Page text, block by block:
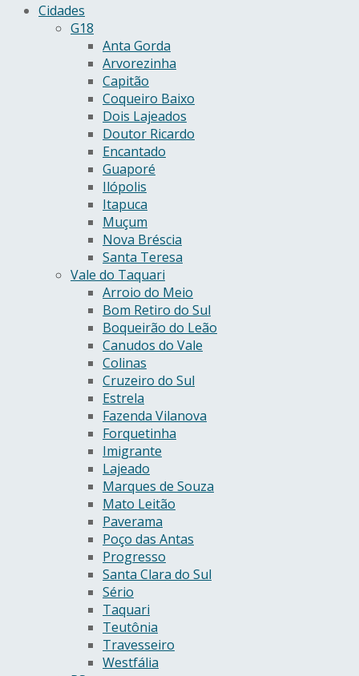
Cidades
G18
Anta Gorda
Arvorezinha
Capitão
Coqueiro Baixo
Dois Lajeados
Doutor Ricardo
Encantado
Guaporé
Ilópolis
Itapuca
Muçum
Nova Bréscia
Santa Teresa
Vale do Taquari
Arroio do Meio
Bom Retiro do Sul
Boqueirão do Leão
Canudos do Vale
Colinas
Cruzeiro do Sul
Estrela
Fazenda Vilanova
Forquetinha
Imigrante
Lajeado
Marques de Souza
Mato Leitão
Paverama
Poço das Antas
Progresso
Santa Clara do Sul
Sério
Taquari
Teutônia
Travesseiro
Westfália